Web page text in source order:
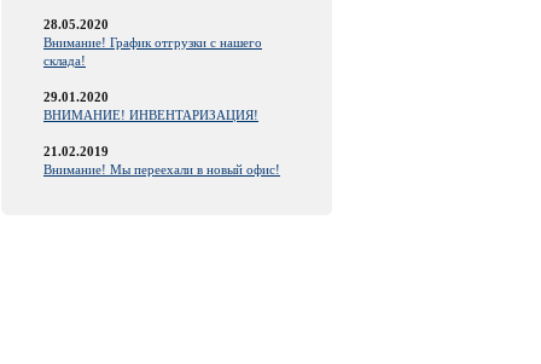
28.05.2020
Внимание! График отгрузки с нашего
склада!
29.01.2020
ВНИМАНИЕ! ИНВЕНТАРИЗАЦИЯ!
21.02.2019
Внимание! Мы переехали в новый офис!